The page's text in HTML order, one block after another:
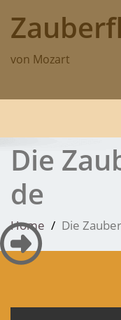
content
von Mozart
Die
de
Home Die